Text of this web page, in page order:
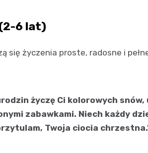
6 lat)
się życzenia proste, radosne i
życzę Ci kolorowych
zabawkami. Niech każdy
Twoja ciocia